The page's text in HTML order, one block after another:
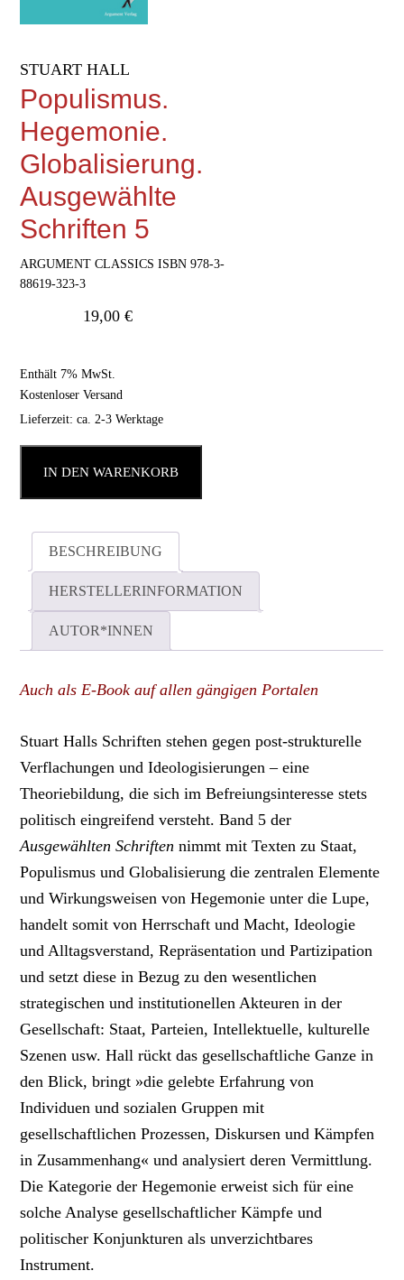
STUART HALL
Populismus.
Hegemonie.
Globalisierung.
Ausgewählte
Schriften 5
ARGUMENT CLASSICS ISBN 978-3-
88619-323-3
19,00€
Enthält 7% MwSt.
Kostenloser Versand
Lieferzeit: ca. 2-3 Werktage
IN DEN WARENKORB
BESCHREIBUNG
HERSTELLERINFORMATION
AUTOR*INNEN
Auch als E-Book auf allen gängigen Portalen
Stuart Halls Schriften stehen gegen post-strukturelle
Verflachungen und Ideologisierungen – eine
Theoriebildung, die sich im Befreiungsinteresse stets
politisch eingreifend versteht. Band 5 der
Ausgewählten Schriften nimmt mit Texten zu Staat,
Populismus und Globalisierung die zentralen Elemente
und Wirkungsweisen von Hegemonie unter die Lupe,
handelt somit von Herrschaft und Macht, Ideologie
und Alltagsverstand, Repräsentation und Partizipation
und setzt diese in Bezug zu den wesentlichen
strategischen und institutionellen Akteuren in der
Gesellschaft: Staat, Parteien, Intellektuelle, kulturelle
Szenen usw. Hall rückt das gesellschaftliche Ganze in
den Blick, bringt »die gelebte Erfahrung von
Individuen und sozialen Gruppen mit
gesellschaftlichen Prozessen, Diskursen und Kämpfen
in Zusammenhang« und analysiert deren Vermittlung.
Die Kategorie der Hegemonie erweist sich für eine
solche Analyse gesellschaftlicher Kämpfe und
politischer Konjunkturen als unverzichtbares
Instrument.